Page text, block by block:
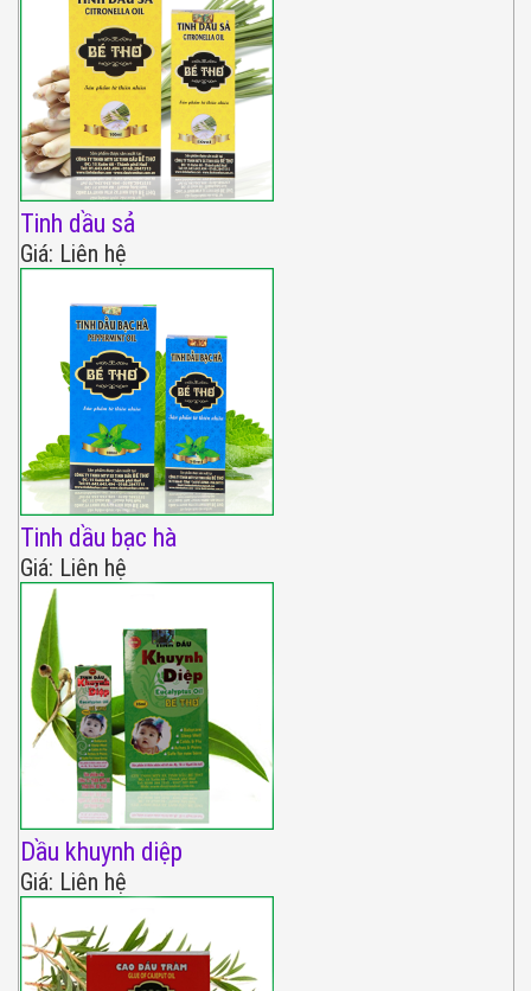
Tinh dầu sả
Giá: Liên hệ
Tinh dầu bạc hà
Giá: Liên hệ
Dầu khuynh diệp
Giá: Liên hệ